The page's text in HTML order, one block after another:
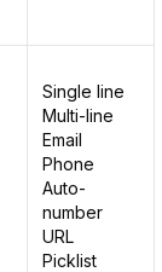
Single line
Multi-line
Email
Phone
Auto-
number
URL
Picklist